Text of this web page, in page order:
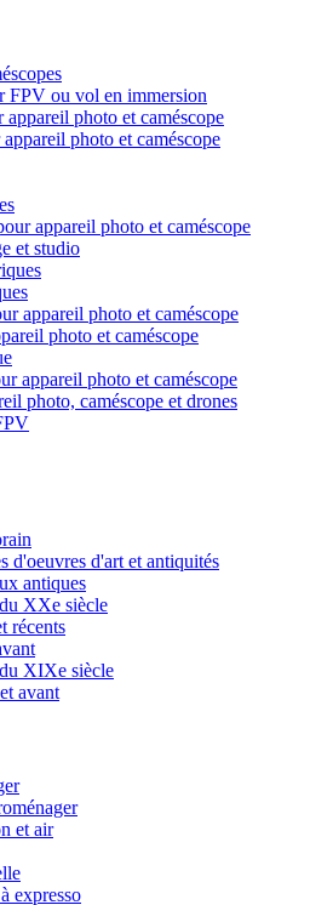
FPV ou vol en immersion
photo et caméscope
photo et caméscope
appareil photo et caméscope
et studio
appareil photo et caméscope
photo et caméscope
appareil photo et caméscope
photo, caméscope et drones
d'oeuvres d'art et antiquités
antiques
XXe siècle
récents
XIXe siècle
avant
et air
expresso